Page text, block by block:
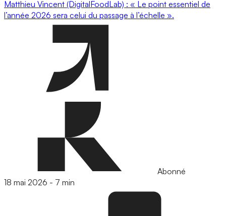
Matthieu Vincent (DigitalFoodLab) : « Le point essentiel de
l’année 2026 sera celui du passage à l’échelle ».
Abonné
18 mai 2026 - 7 min